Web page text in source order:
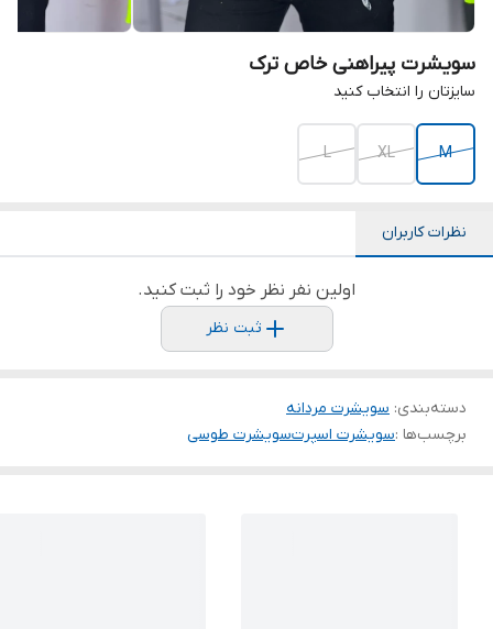
سویشرت پیراهنی خاص ترک
سایزتان را انتخاب کنید
M
XL
L
نظرات کاربران
اولین نفر نظر خود را ثبت کنید.
ثبت نظر
دسته‌بندی: سویشرت مردانه
برچسب‌ها :سویشرت اسپرتسویشرت طوسی